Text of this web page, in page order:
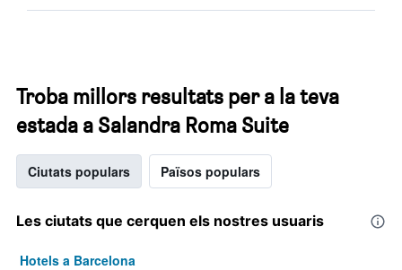
Troba millors resultats per a la teva
estada a Salandra Roma Suite
Ciutats populars Països populars
Les ciutats que cerquen els nostres usuaris
Hotels a Barcelona